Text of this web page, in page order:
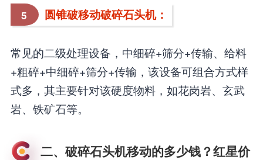
5 圆锥破移动破碎石头机：
常见的二级处理设备，中细碎+筛分+传输、给料
+粗碎+中细碎+筛分+传输，该设备可组合方式样
式多，其主要针对该硬度物料，如花岗岩、玄武
岩、铁矿石等。
二、破碎石头机移动的多少钱？红星价